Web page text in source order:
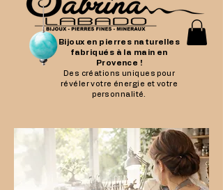
Bijoux en pierres naturelles
fabriqués à la main en
Provence !
Des créations uniques pour
révéler votre énergie et votre
personnalité.